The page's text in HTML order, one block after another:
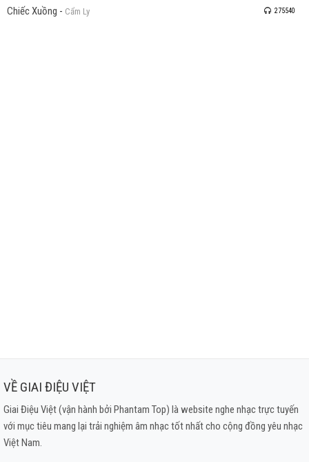
Chiếc Xuồng - Cẩm Ly 275540
VỀ GIAI ĐIỆU VIỆT
Giai Điệu Việt (vận hành bởi Phantam Top) là website nghe nhạc trực tuyến
với mục tiêu mang lại trải nghiệm âm nhạc tốt nhất cho cộng đồng yêu nhạc
Việt Nam.